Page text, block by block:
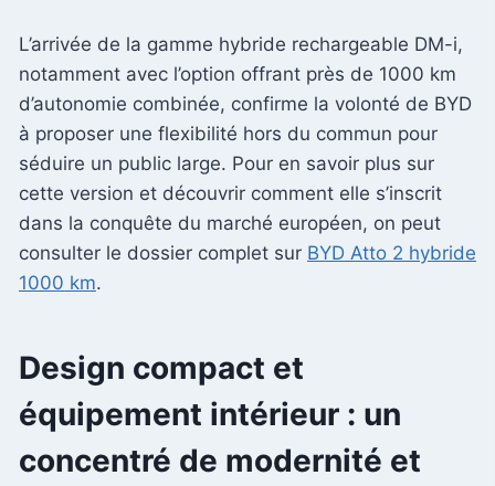
L’arrivée de la gamme hybride rechargeable DM-i,
notamment avec l’option offrant près de 1000 km
d’autonomie combinée, confirme la volonté de BYD
à proposer une flexibilité hors du commun pour
séduire un public large. Pour en savoir plus sur
cette version et découvrir comment elle s’inscrit
dans la conquête du marché européen, on peut
consulter le dossier complet sur BYD Atto 2 hybride
1000 km.
Design compact et
équipement intérieur : un
concentré de modernité et